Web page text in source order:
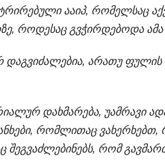
ააიპ, რომელსაც
როდესაც გვჭირდებოდა ამა
არათუ ფულის
დახმარება, უამრავი
რომლითაც ვახერხებთ,
შეგვაძლებინებს, რომ